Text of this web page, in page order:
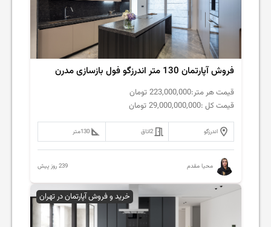
فروش‌ آپارتمان 130 متر اندرزگو فول بازسازی مدرن
قیمت هر متر:223,000,000 تومان
قیمت کل :29,000,000,000 تومان
اندرزگو 2اتاق 130متر
محیا مقدم 239 روز پیش
خرید و فروش آپارتمان در تهران